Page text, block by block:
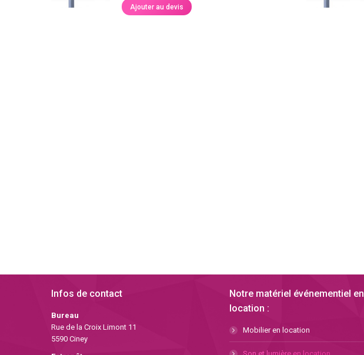
Ajouter au devis
Infos de contact
Bureau
Rue de la Croix Limont 11
5590 Ciney
Notre matériel événementiel en
location :
Mobilier en location